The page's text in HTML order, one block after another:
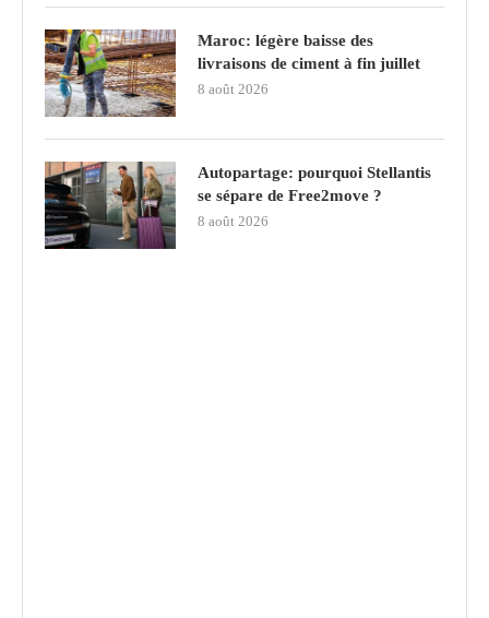
Maroc: légère baisse des
livraisons de ciment à fin juillet
8 août 2026
Autopartage: pourquoi Stellantis
se sépare de Free2move ?
8 août 2026